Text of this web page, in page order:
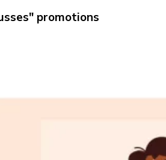
promotions